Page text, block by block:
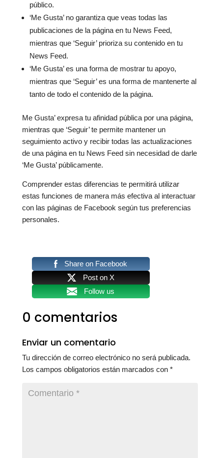
público.
‘Me Gusta’ no garantiza que veas todas las
publicaciones de la página en tu News Feed,
mientras que ‘Seguir’ prioriza su contenido en tu
News Feed.
‘Me Gusta’ es una forma de mostrar tu apoyo,
mientras que ‘Seguir’ es una forma de mantenerte al
tanto de todo el contenido de la página.
Me Gusta’ expresa tu afinidad pública por una página,
mientras que ‘Seguir’ te permite mantener un
seguimiento activo y recibir todas las actualizaciones
de una página en tu News Feed sin necesidad de darle
‘Me Gusta’ públicamente.
Comprender estas diferencias te permitirá utilizar
estas funciones de manera más efectiva al interactuar
con las páginas de Facebook según tus preferencias
personales.
Share on Facebook
Post on X
Follow us
0 comentarios
Enviar un comentario
Tu dirección de correo electrónico no será publicada.
Los campos obligatorios están marcados con *